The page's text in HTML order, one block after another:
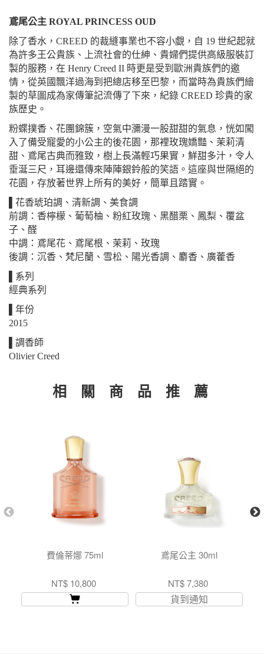
鳶尾公主 ROYAL PRINCESS OUD
除了香水，CREED 的裁縫事業也不容小覷，自 19 世紀起就
為許多王公貴族、上流社會的仕紳、貴婦們提供高級服裝訂
製的服務，在 Henry Creed II 時更是受到歐洲貴族們的邀
情，從英國飄洋過海到把總店移至巴黎，而當時為貴族們繪
製的草圖成為家傳筆記流傳了下來，紀錄 CREED 珍貴的家
族歷史。
粉蝶撲香、花團錦簇，空氣中瀰漫一股甜甜的氣息，恍如闖
入了備受寵愛的小公主的後花園，那裡玫瑰嬌豔、茉莉清
甜、鳶尾古典而雅致，樹上長滿輕巧果實，鮮甜多汁，令人
垂涎三尺，耳邊還傳來陣陣銀鈴般的笑語。這座與世隔絕的
花園，存放著世界上所有的美好，簡單且踏實。
▌花香琥珀調、清新調、美食調
前調：香檸檬、葡萄柚、粉紅玫瑰、黑醋栗、鳳梨、覆盆
子、醛
中調：鳶尾花、鳶尾根、茉莉、玫瑰
後調：沉香、梵尼蘭、雪松、陽光香調、麝香、廣藿香
▌系列
經典系列
▌年份
2015
▌調香師
Olivier Creed
相 關 商 品 推 薦
費倫蒂娜 75ml
NT$ 10,800
鳶尾公主 30ml
NT$ 7,380
貨到通知